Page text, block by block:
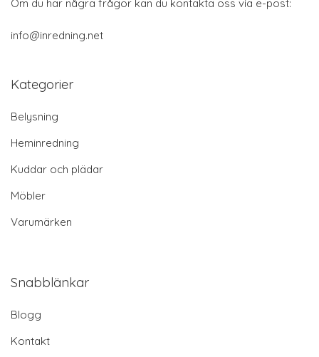
Om du har några frågor kan du kontakta oss via e-post:
info@inredning.net
Kategorier
Belysning
Heminredning
Kuddar och plädar
Möbler
Varumärken
Snabblänkar
Blogg
Kontakt